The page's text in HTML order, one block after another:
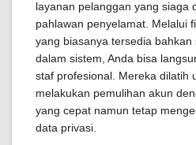
layanan pelanggan yang siaga
pahlawan penyelamat. Melalui
yang biasanya tersedia
dalam sistem, Anda bisa
staf profesional. Mereka dilatih
melakukan pemulihan akun
yang cepat namun tetap
data privasi.